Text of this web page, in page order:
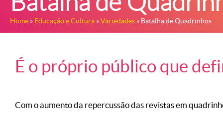
Home » Educação e Cultura »Variedades » Batalha de Quadrinhos
É o próprio público que
Com o aumento da repercussão das revistas em